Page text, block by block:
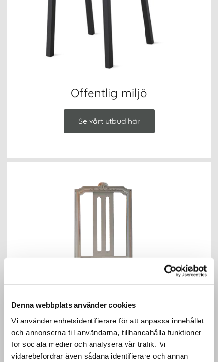
Denna webbplats använder cookies
Vi använder enhetsidentifierare för att anpassa innehållet
och annonserna till användarna, tillhandahålla funktioner
för sociala medier och analysera vår trafik. Vi
vidarebefordrar även sådana identifierare och annan
Offentlig miljö
Se vårt utbud här